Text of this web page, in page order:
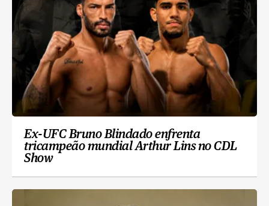
Ex-UFC Bruno Blindado enfrenta
tricampeão mundial Arthur Lins no CDL
Show